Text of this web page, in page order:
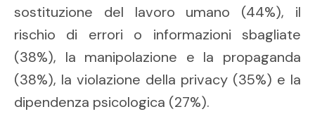
sostituzione del lavoro umano (44%), il
rischio di errori o informazioni sbagliate
(38%), la manipolazione e la propaganda
(38%), la violazione della privacy (35%) e la
dipendenza psicologica (27%).